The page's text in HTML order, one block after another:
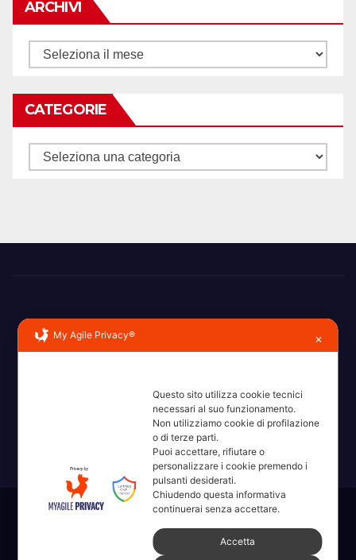
ARCHIVI
Archivi
CATEGORIE
Categorie
ricorda la domanda.
Themeansar
My Agile Privacy® ✕
Questo sito utilizza cookie tecnici
necessari al suo funzionamento.
Non utilizziamo cookie di profilazione
o di terze parti.
Puoi accettare, rifiutare o
personalizzare i cookie premendo i
pulsanti desiderati.
Chiudendo questa informativa
continuerai senza accettare.
Accetta